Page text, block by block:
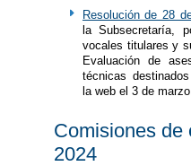
Resolución de 28
la Subsecretaría,
vocales titulares y
Evaluación de
técnicas
la web el 3 de
Comisiones de
2024